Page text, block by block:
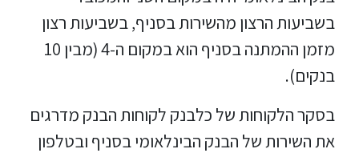
בשביעות הרצון מהשירות בסניף, בשביעות רצון
מזמן ההמתנה בסניף הוא במקום ה-4 (מבין 10
בנקים).
בסקר הלקוחות של כלבנק לקוחות הבנק מדרגים
את השירות של הבנק הבינלאומי בסניף ובטלפון